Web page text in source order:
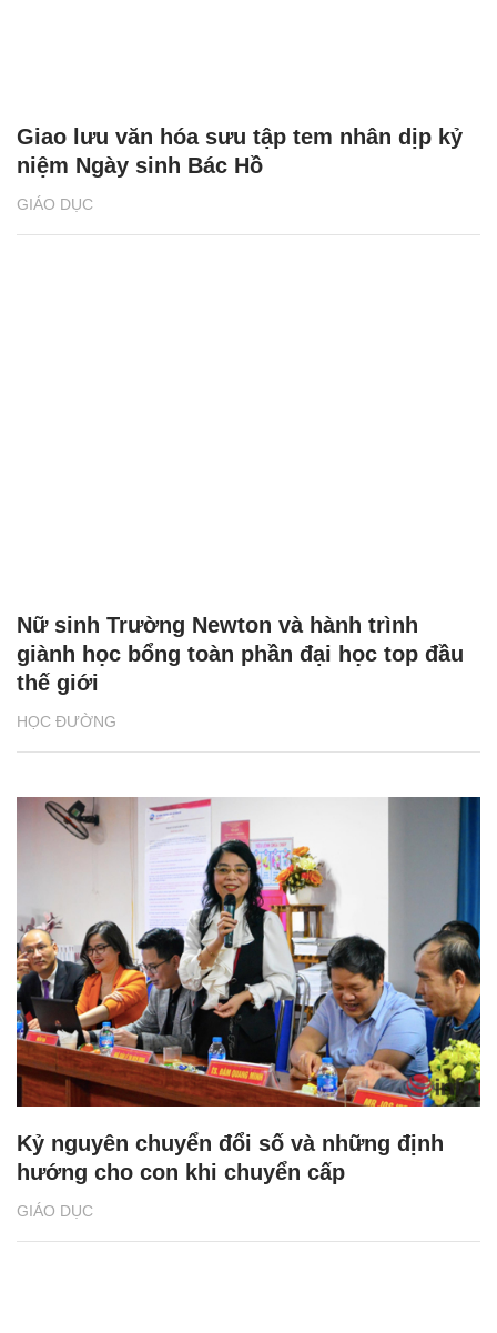
GIÁO DỤC
Giao lưu văn hóa sưu tập tem nhân dịp kỷ
niệm Ngày sinh Bác Hồ
HỌC ĐƯỜNG
Nữ sinh Trường Newton và hành trình
giành học bổng toàn phần đại học top đầu
thế giới
GIÁO DỤC
Kỷ nguyên chuyển đổi số và những định
hướng cho con khi chuyển cấp